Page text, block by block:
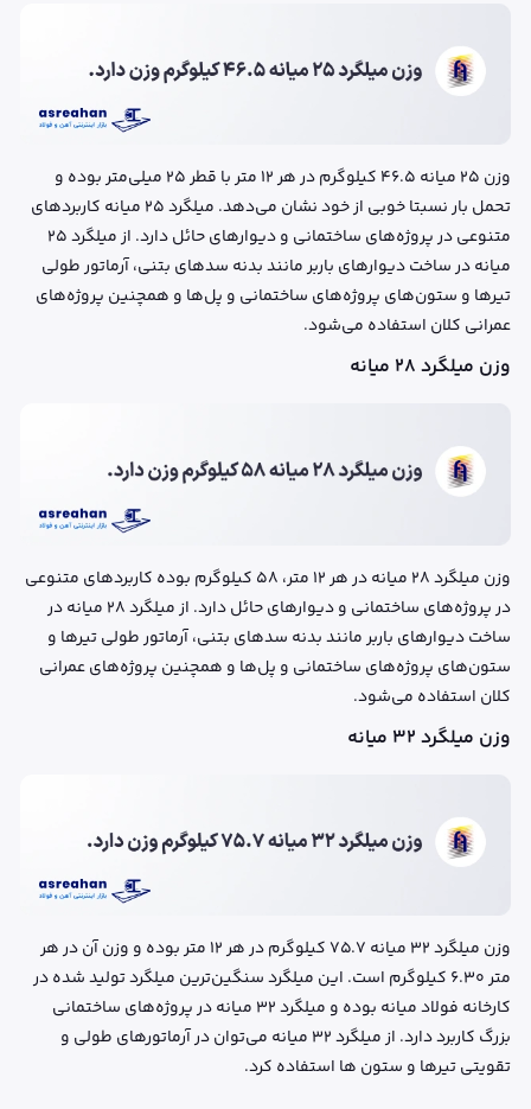
وزن ۲۵ میانه ۴۶.۵ کیلوگرم در هر ۱۲ متر با قطر ۲۵ میلی‌متر بوده و
تحمل بار نسبتا خوبی از خود نشان می‌دهد. میلگرد ۲۵ میانه کاربردهای
متنوعی در پروژه‌های ساختمانی و دیوارهای حائل دارد. از میلگرد ۲۵
میانه در ساخت دیوارهای باربر مانند بدنه سدهای بتنی، آرماتور طولی
تیرها و ستون‌های پروژه‌های ساختمانی و پل‌ها و همچنین پروژه‌های
عمرانی کلان استفاده می‌شود.
وزن میلگرد ۲۸ میانه
وزن میلگرد ۲۸ میانه در هر ۱۲ متر، ۵۸ کیلوگرم بوده کاربردهای متنوعی
در پروژه‌های ساختمانی و دیوارهای حائل دارد. از میلگرد ۲۸ میانه در
ساخت دیوارهای باربر مانند بدنه سدهای بتنی، آرماتور طولی تیرها و
ستون‌های پروژه‌های ساختمانی و پل‌ها و همچنین پروژه‌های عمرانی
کلان استفاده می‌شود.
وزن میلگرد ۳۲ میانه
وزن میلگرد ۳۲ میانه ۷۵.۷ کیلوگرم در هر ۱۲ متر بوده و وزن آن در هر
متر 6.30 کیلوگرم است. این میلگرد سنگین‌ترین میلگرد تولید شده در
کارخانه فولاد میانه بوده و میلگرد ۳۲ میانه در پروژه‌های ساختمانی
بزرگ کاربرد دارد. از میلگرد ۳۲ میانه می‌توان در آرماتورهای طولی و
تقویتی تیرها و ستون ها استفاده کرد.